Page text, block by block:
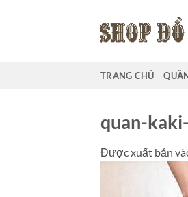
TRANG CHỦ
quan-
Được xuất bản